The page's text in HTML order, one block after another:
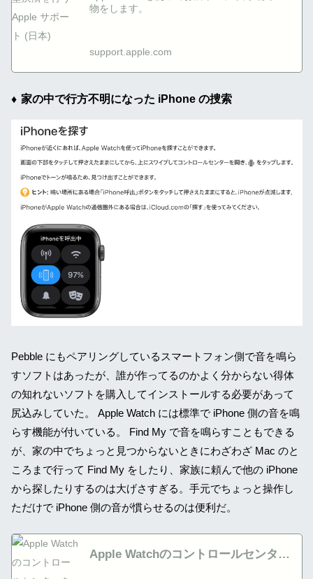
物をします。
support.apple.com
家の中で行方不明になった iPhone の捜索
Pebble にもペアリングしているスマートフォン側で音を鳴ら
すソフトはあったが、誰が作ってるのかよく分からない得体
の知れないソフトを購入してインストールする必要があって
尻込みしていた。 Apple Watch には標準で iPhone 側の音を鳴
らす機能が付いている。 Find My で音を鳴らすこともできる
が、家の中でちょっと見つからないときにわざわざ Mac のと
ころまで行って Find My をしたり、家族に頼んで他の iPhone
から探したりするのは大げさすぎる。手元でちょっと操作し
ただけで iPhone 側の音が慣らせるのは便利だ。
Apple Watchのコントロールセンター